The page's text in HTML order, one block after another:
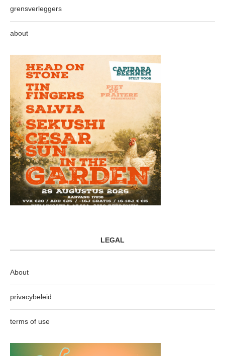
grensverleggers
about
LEGAL
About
privacybeleid
terms of use